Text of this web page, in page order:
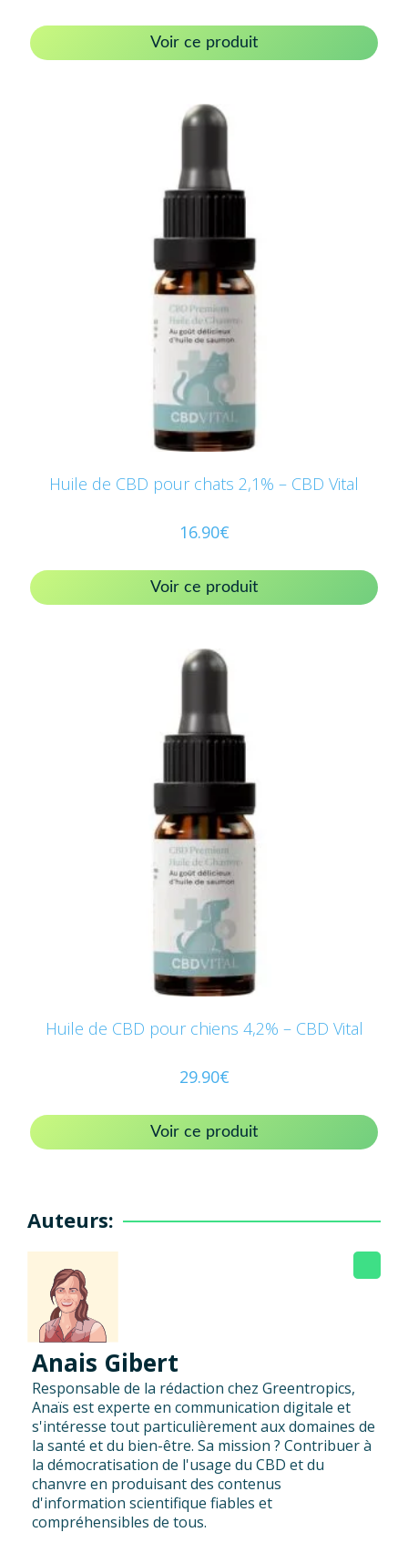
Voir ce produit
Huile de CBD pour chats 2,1% – CBD Vital
16.90€
Voir ce produit
Huile de CBD pour chiens 4,2% – CBD Vital
29.90€
Voir ce produit
Auteurs:
Anais Gibert
Responsable de la rédaction chez Greentropics,
Anaïs est experte en communication digitale et
s'intéresse tout particulièrement aux domaines de
la santé et du bien-être. Sa mission ? Contribuer à
la démocratisation de l'usage du CBD et du
chanvre en produisant des contenus
d'information scientifique fiables et
compréhensibles de tous.